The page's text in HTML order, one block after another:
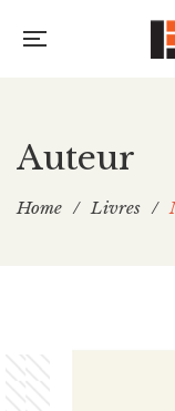
Auteur
Home / Livres /